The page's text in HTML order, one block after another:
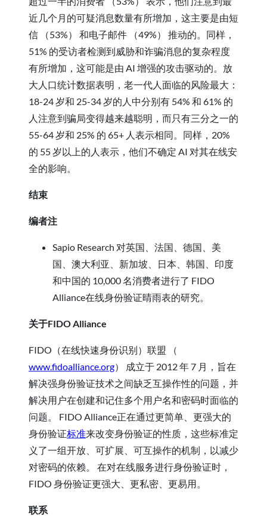
近几个月的可疑消息数量有所增加，这主要是由短
信 （53%） 和电子邮件 （49%） 推动的。同样，
51% 的受访者检测到威胁和诈骗消息的复杂程度
有所增加，这可能是由 AI 增强的攻击驱动的。放
大人口统计数据表明，老一代人面临的风险最大：
18-24 岁和 25-34 岁的人中分别有 54% 和 61% 的
人注意到骗局变得越来越聪明，而只有三分之一的
55-64 岁和 25% 的 65+ 人表示相同。同样，20%
的 55 岁以上的人表示，他们不确定 AI 对其在线安
全的影响。
结束
编者注
Sapio Research 对英国、法国、德国、美
国、澳大利亚、新加坡、日本、韩国、印度
和中国的 10,000 名消费者进行了 FIDO
Alliance在线身份验证晴雨表的研究。
关于FIDO Alliance
FIDO（在线快速身份识别）联盟 （
www.fidoalliance.org） 成立于 2012 年 7 月，旨在
解决强身份验证技术之间缺乏互操作性的问题，并
解决用户在创建和记住多个用户名和密码时面临的
问题。 FIDO Alliance正在通过更简单、更强大的
身份验证标准来改变身份验证的性质，这些标准定
义了一组开放、可扩展、可互操作的机制，以减少
对密码的依赖。 在对在线服务进行身份验证时，
FIDO 身份验证更强大、更私密、更易用。
联系